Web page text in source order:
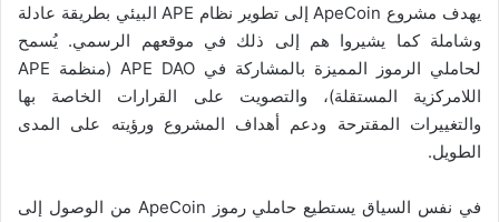
يهدف مشروع ApeCoin إلى تطوير نظام APE البيئي بطريقة عادلة
وشاملة كما يشيروا هم إلى ذلك في موقعهم الرسمي. يُسمح
لحاملي الرموز المميزة بالمشاركة في APE DAO (منظمة APE
اللامركزية المستقلة)، والتصويت على القرارات الخاصة بها
والتغييرات المقترحة ودعم أهداف المشروع ورؤيته على المدى
الطويل.
في نفس السياق يستطيع حاملي رموز ApeCoin من الوصول إلى